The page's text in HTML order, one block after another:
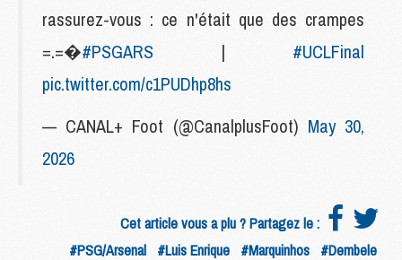
rassurez-vous : ce n'était que des crampes
=.‍=�#PSGARS | #UCLFinal
pic.twitter.com/c1PUDhp8hs
— CANAL+ Foot (@CanalplusFoot) May 30,
2026
Cet article vous a plu ? Partagez le :
#PSG/Arsenal #Luis Enrique #Marquinhos #Dembele